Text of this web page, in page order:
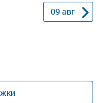
09 авг